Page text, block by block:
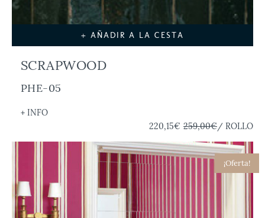
+ AÑADIR A LA CESTA
SCRAPWOOD
PHE-05
+ INFO
220,15€ 259,00€/ ROLLO
¡Oferta!